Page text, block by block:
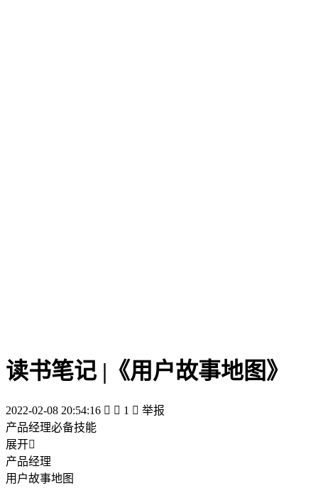
读书笔记 |《用户故事地图》
2022-02-08 20:54:16   1  举报
产品经理必备技能
展开
产品经理
用户故事地图